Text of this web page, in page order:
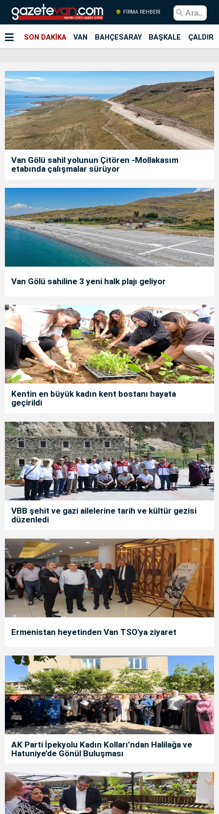
FİRMA REHBERİ
SON DAKİKA VAN BAHÇESARAY BAŞKALE
Van Gölü sahil yolunun Çitören -Mollakasım
etabında çalışmalar sürüyor
Van Gölü sahiline 3 yeni halk plajı geliyor
Kentin en büyük kadın kent bostanı hayata
geçirildi
VBB şehit ve gazi ailelerine tarih ve kültür gezisi
düzenledi
Ermenistan heyetinden Van TSO'ya ziyaret
AK Parti İpekyolu Kadın Kolları’ndan Halilağa ve
Hatuniye’de Gönül Buluşması